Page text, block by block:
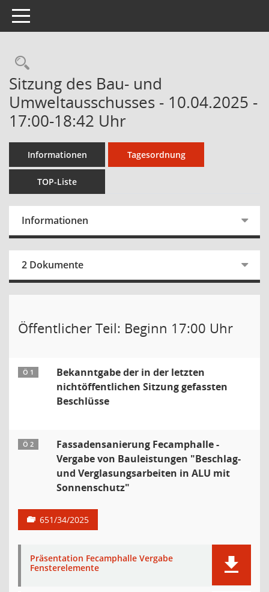
Toggle navigation
Sitzung des Bau- und
Umweltausschusses - 10.04.2025 -
17:00-18:42 Uhr
Informationen Tagesordnung
TOP-Liste
Informationen
2 Dokumente
Öffentlicher Teil: Beginn 17:00 Uhr
Ö 1
Bekanntgabe der in der letzten
nichtöffentlichen Sitzung gefassten
Beschlüsse
Ö 2
Fassadensanierung Fecamphalle -
Vergabe von Bauleistungen "Beschlag-
und Verglasungsarbeiten in ALU mit
Sonnenschutz"
651/34/2025
Präsentation Fecamphalle Vergabe
Fensterelemente